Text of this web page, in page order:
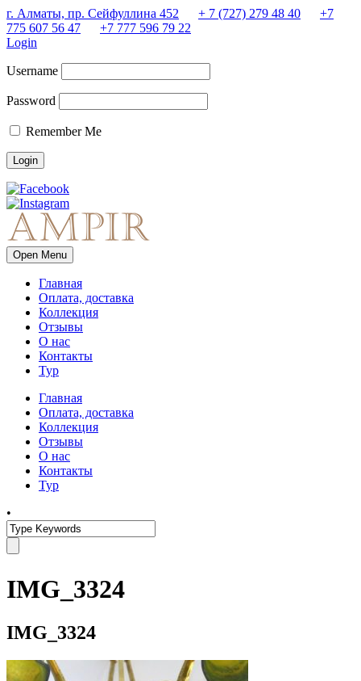
г. Алматы, пр. Сейфуллина 452 + 7 (727) 279 48 40
+7
775 607 56 47
+7 777 596 79 22
Login
Username
Password
Remember Me
Open Menu
Главная
Оплата, доставка
Коллекция
Отзывы
О нас
Контакты
Тур
Главная
Оплата, доставка
Коллекция
Отзывы
О нас
Контакты
Тур
•
IMG_3324
IMG_3324